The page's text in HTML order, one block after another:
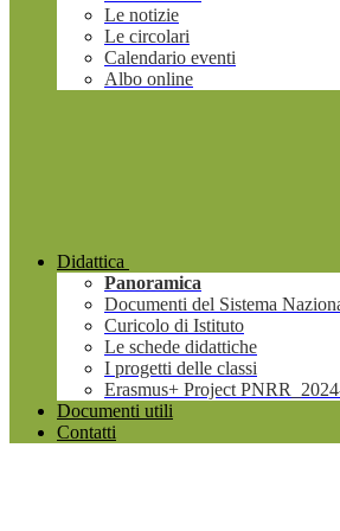
Le notizie
Le circolari
Calendario eventi
Albo online
Didattica
Panoramica
Documenti del Sistema
Curicolo di Istituto
Le schede didattiche
I progetti delle classi
Erasmus+ Project
Documenti utili
Contatti